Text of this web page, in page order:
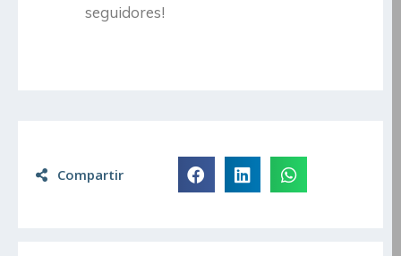
seguidores!
Compartir